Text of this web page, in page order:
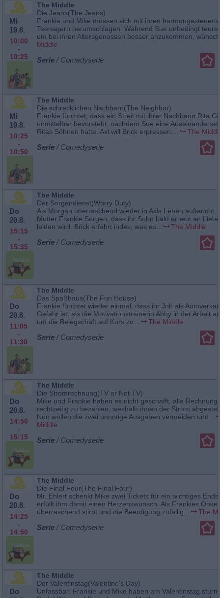
Mi
19.8.
10:00
-
10:25
The Middle
Die Jeans(The Jeans)
Frankie und Mike müssen sich mit ihren
Teenagern herumschlagen: Während Sue unbedingt teure
um bei ihren Altersgenossen besser anzukommen,
Middle
Serie / Comedyserie
Mi
19.8.
10:25
-
10:50
The Middle
Die schrecklichen Nachbarn(The Neighbor)
Frankie fürchtet, dass ein Streit mit ihrer Nachbarin Rita
unmittelbar bevorsteht, nachdem Sue eine
Ritas Söhnen hatte. Axl will Brick erpressen,...
The
Serie / Comedyserie
Do
20.8.
15:15
-
15:35
The Middle
Der Sorgendienst(Worry Duty)
Als Morgan überraschend wieder in Axls Leben auftaucht,
Mutter Frankie Sorgen, dass ihr Sohn bald erneut an
leiden wird. Brick erfährt indes, was es...
The Middle
Serie / Comedyserie
Do
20.8.
11:05
-
11:30
The Middle
Das Spaßhaus(The Fun House)
Frankie fürchtet wieder einmal, dass ihr Job als
Gefahr ist, als die Motivationstrainerin Abby in der Arbeit
um die Belegschaft auf Kurs zu...
The Middle
Serie / Comedyserie
Do
20.8.
14:50
-
15:15
The Middle
Die Stromrechnung(TV or Not TV)
Mike und Frankie haben es nicht geschafft, alle
rechtzeitig zu bezahlen, weshalb ihnen der Strom
Nun wollen die zwei unnötige Ausgaben vermeiden und...
Middle
Serie / Comedyserie
Do
20.8.
14:25
-
14:50
The Middle
Die Final Four(The Final Four)
Mr. Ehlert schenkt Mike zwei Tickets für ein wichtiges
erfüllt ihm damit einen Herzenswunsch. Als Frankies Onkel
überraschend stirbt und die Beerdigung zufällig...
The
Serie / Comedyserie
Do
The Middle
Der Valentinstag(Valentine‘s Day)
Unfassbar: Frankie und Mike haben am Valentinstag